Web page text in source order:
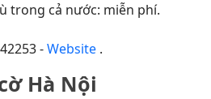
trong cả nước: miễn phí.
-Website .
Hà Nội